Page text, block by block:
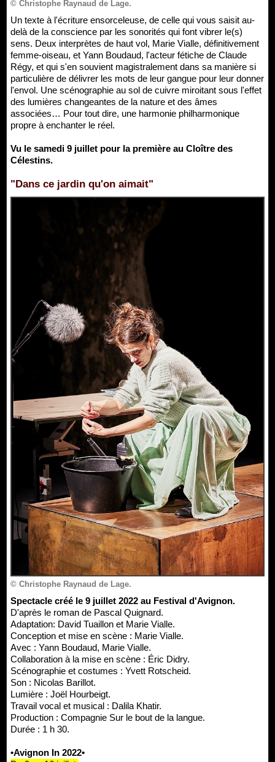
© Christophe Raynaud de Lage.
Un texte à l'écriture ensorceleuse, de celle qui vous saisit au-
delà de la conscience par les sonorités qui font vibrer le(s)
sens. Deux interprètes de haut vol, Marie Vialle, définitivement
femme-oiseau, et Yann Boudaud, l'acteur fétiche de Claude
Régy, et qui s'en souvient magistralement dans sa manière si
particulière de délivrer les mots de leur gangue pour leur donner
l'envol. Une scénographie au sol de cuivre miroitant sous l'effet
des lumières changeantes de la nature et des âmes
associées… Pour tout dire, une harmonie philharmonique
propre à enchanter le réel.
Vu le samedi 9 juillet pour la première au Cloître des
Célestins.
"Dans ce jardin qu'on aimait"
© Christophe Raynaud de Lage.
Spectacle créé le 9 juillet 2022 au Festival d'Avignon.
D'après le roman de Pascal Quignard.
Adaptation: David Tuaillon et Marie Vialle.
Conception et mise en scène : Marie Vialle.
Avec : Yann Boudaud, Marie Vialle.
Collaboration à la mise en scène : Éric Didry.
Scénographie et costumes : Yvett Rotscheid.
Son : Nicolas Barillot.
Lumière : Joël Hourbeigt.
Travail vocal et musical : Dalila Khatir.
Production : Compagnie Sur le bout de la langue.
Durée : 1 h 30.
•Avignon In 2022•